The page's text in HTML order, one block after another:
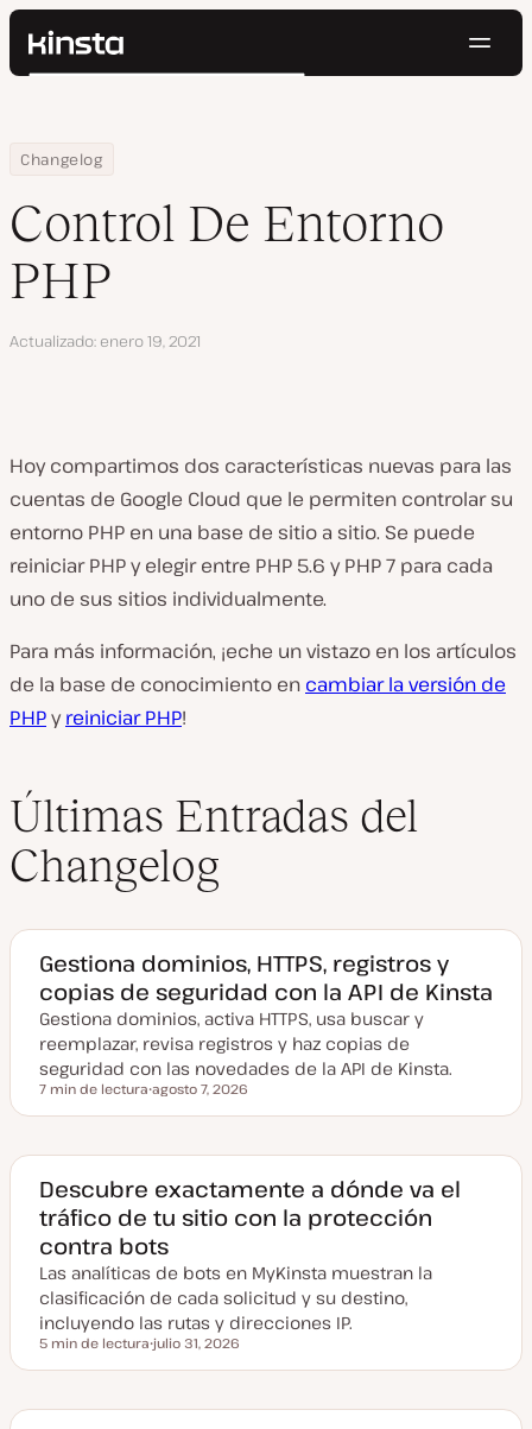
Kinsta®
Precios
Contacto
Buscar
Home
Changelog
Control De Entorno PHP
Control De Entorno
PHP
Actualizado enero 19, 2021
Hoy compartimos dos características nuevas para las
cuentas de Google Cloud que le permiten controlar su
entorno PHP en una base de sitio a sitio. Se puede
reiniciar PHP y elegir entre PHP 5.6 y PHP 7 para cada
uno de sus sitios individualmente.
Para más información, ¡eche un vistazo en los artículos
de la base de conocimiento en cambiar la versión de
PHPyreiniciar PHP!
Últimas Entradas del
Changelog
Gestiona dominios, HTTPS, registros y
copias de seguridad con la API de Kinsta
Gestiona dominios, activa HTTPS, usa buscar y
reemplazar, revisa registros y haz copias de
seguridad con las novedades de la API de Kinsta.
Tiempo de lectura
7 min de lectura
e
h
c
u
a
l
i
a
d
a
agosto 7, 2026
Descubre exactamente a dónde va el
tráfico de tu sitio con la protección
contra bots
Las analíticas de bots en MyKinsta muestran la
clasificación de cada solicitud y su destino,
incluyendo las rutas y direcciones IP.
Tiempo de lectura
5 min de lectura
e
h
julio 31, 2026